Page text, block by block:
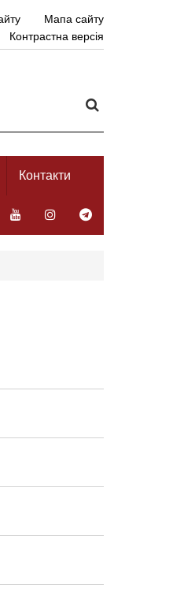
Мапа сайту
Контрастна версія
Контакти